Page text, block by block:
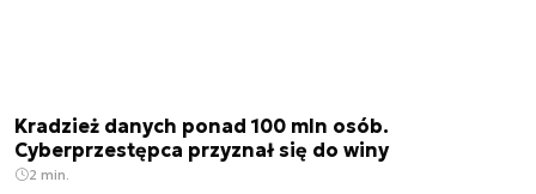
Kradzież danych ponad 100 mln osób.
Cyberprzestępca przyznał się do winy
2 min.